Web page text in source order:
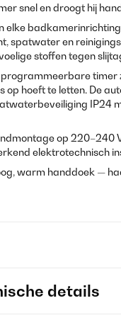
snel en droogt hij
elke
spatwater en
stoffen tegen
op hoeft te letten. De
IP24
op 220–240
elektrotechnisch
warm handdoek —
details